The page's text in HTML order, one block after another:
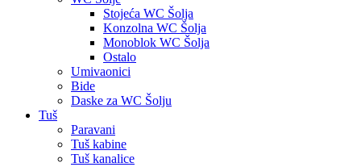
Stojeća WC Šolja
Konzolna WC Šolja
Monoblok WC Šolja
Ostalo
Umivaonici
Bide
Daske za WC Šolju
Tuš
Paravani
Tuš kabine
Tuš kanalice